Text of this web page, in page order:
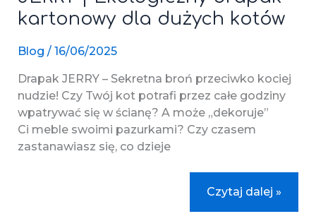
kartonowy dla dużych kotów
Blog / 16/06/2025
Drapak JERRY – Sekretna broń przeciwko kociej
nudzie! Czy Twój kot potrafi przez całe godziny
wpatrywać się w ścianę? A może „dekoruje”
Ci meble swoimi pazurkami? Czy czasem
zastanawiasz się, co dzieje
Drapak
dla
kota
Czytaj dalej »